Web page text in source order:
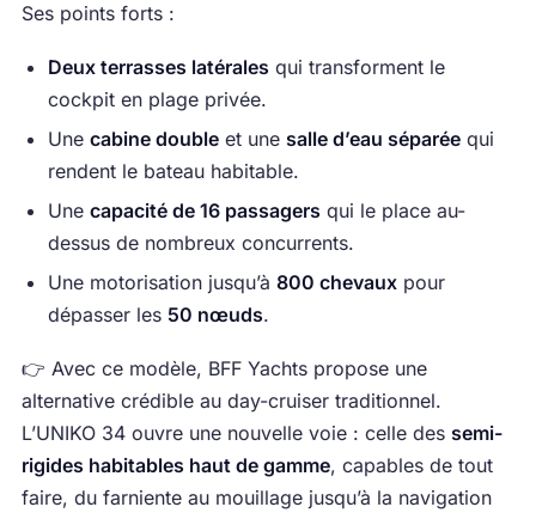
Ses points forts :
Deux terrasses latérales qui transforment le
cockpit en plage privée.
Une cabine doubleet une salle d’eau séparéequi
rendent le bateau habitable.
Une capacité de 16 passagers qui le place au-
dessus de nombreux concurrents.
Une motorisation jusqu’à 800 chevauxpour
dépasser les 50 nœuds.
👉 Avec ce modèle, BFF Yachts propose une
alternative crédible au day-cruiser traditionnel.
L’UNIKO 34 ouvre une nouvelle voie : celle des semi-
rigides habitables haut de gamme, capables de tout
faire, du farniente au mouillage jusqu’à la navigation